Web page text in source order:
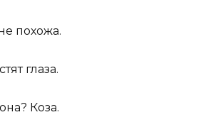
похожа.
глаза.
Коза.